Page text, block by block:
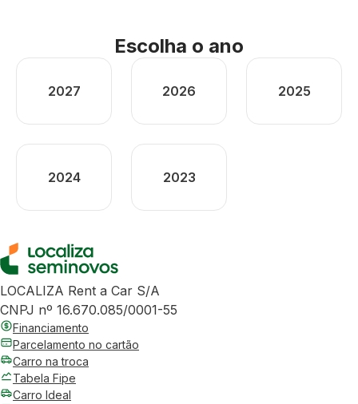
Escolha o ano
2027 2026 2025
2024 2023
LOCALIZA Rent a Car S/A
CNPJ nº 16.670.085/0001-55
Financiamento
Parcelamento no cartão
Carro na troca
Tabela Fipe
Carro Ideal